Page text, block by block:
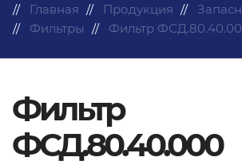
Главная Продукция
Фильтры
Фильтр
Фильтр
ФСД.80.40.000